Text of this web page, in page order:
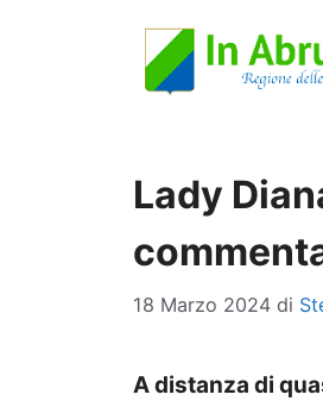
Lady
18 Marzo 2024 di
A distanza di